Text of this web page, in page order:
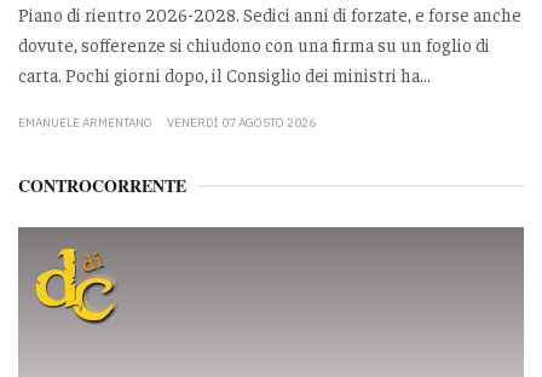
Piano di rientro 2026-2028. Sedici anni di forzate, e forse anche
dovute, sofferenze si chiudono con una firma su un foglio di
carta. Pochi giorni dopo, il Consiglio dei ministri ha...
EMANUELE ARMENTANO VENERDÌ 07 AGOSTO 2026
CONTROCORRENTE